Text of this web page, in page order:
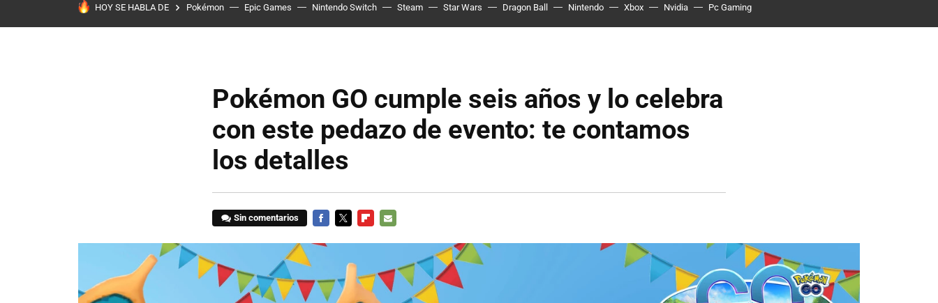
HOY SE HABLA DE Pokémon Epic Games Nintendo Switch Steam Star Wars Dragon Ball Nintendo Xbox Nvidia Pc Gaming
Pokémon GO cumple seis años y lo celebra
con este pedazo de evento: te contamos
los detalles
Sin comentarios